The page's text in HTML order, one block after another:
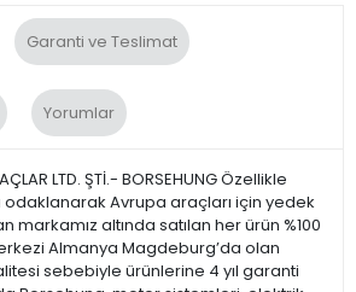
Garanti ve Teslimat
Yorumlar
LTD. ŞTİ.- BORSEHUNG Özellikle
odaklanarak Avrupa araçları için yedek
altında satılan her ürün %100
Almanya Magdeburg’da olan
sebebiyle ürünlerine 4 yıl garanti